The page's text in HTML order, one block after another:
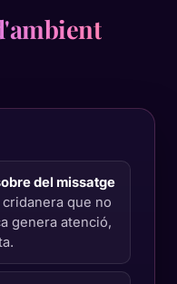
del missatge
que no
genera atenció,